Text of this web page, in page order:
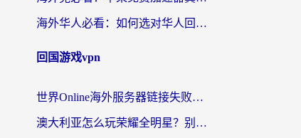
海外华人必看：如何选对华人回国VPN，无缝刷国内剧、玩手游？
回国游戏vpn
世界Online海外服务器链接失败怎么解决？告别卡顿延迟，海外玩国服游戏的正确打开方式
澳大利亚怎么玩荣耀全明星？别让延迟毁了你的连招！海外党专属加速攻略